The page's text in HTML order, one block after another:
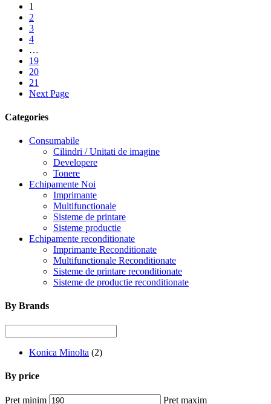
1
2
3
4
…
19
20
21
Next Page
Categories
Consumabile
Cilindri / Unitati de imagine
Developere
Tonere
Echipamente Noi
Imprimante
Multifunctionale
Sisteme de printare
Sisteme productie
Echipamente reconditionate
Imprimante Reconditionate
Multifunctionale Reconditionate
Sisteme de printare reconditionate
Sisteme de productie reconditionate
By Brands
Konica Minolta (2)
By price
Preț minim Preț maxim